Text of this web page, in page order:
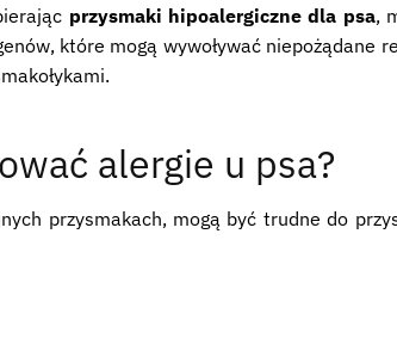
przysmaki hipoalergiczne dla psa,
które mogą wywoływać niepożądane
alergie u psa?
przysmakach, mogą być trudne do